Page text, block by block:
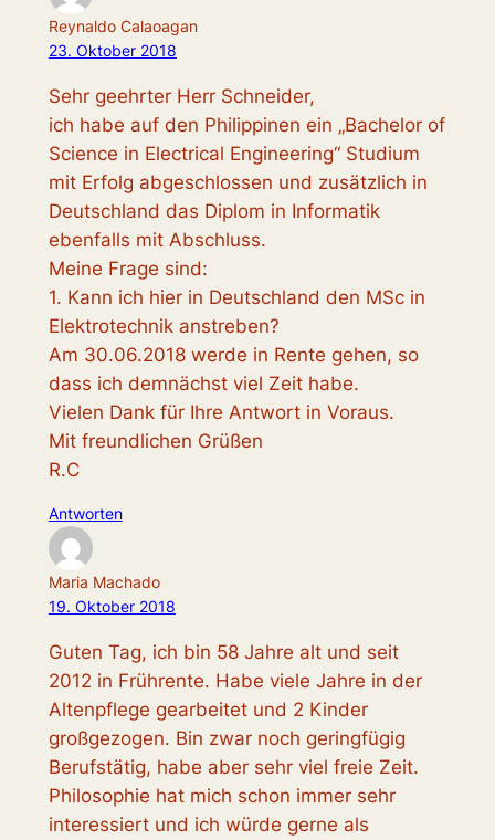
Reynaldo Calaoagan
23. Oktober 2018
Sehr geehrter Herr Schneider,
ich habe auf den Philippinen ein „Bachelor of
Science in Electrical Engineering“ Studium
mit Erfolg abgeschlossen und zusätzlich in
Deutschland das Diplom in Informatik
ebenfalls mit Abschluss.
Meine Frage sind:
1. Kann ich hier in Deutschland den MSc in
Elektrotechnik anstreben?
Am 30.06.2018 werde in Rente gehen, so
dass ich demnächst viel Zeit habe.
Vielen Dank für Ihre Antwort in Voraus.
Mit freundlichen Grüßen
R.C
Antworten
Maria Machado
19. Oktober 2018
Guten Tag, ich bin 58 Jahre alt und seit
2012 in Frührente. Habe viele Jahre in der
Altenpflege gearbeitet und 2 Kinder
großgezogen. Bin zwar noch geringfügig
Berufstätig, habe aber sehr viel freie Zeit.
Philosophie hat mich schon immer sehr
interessiert und ich würde gerne als